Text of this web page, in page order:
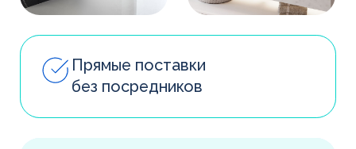
индивидуальное предложение
Пройти квиз